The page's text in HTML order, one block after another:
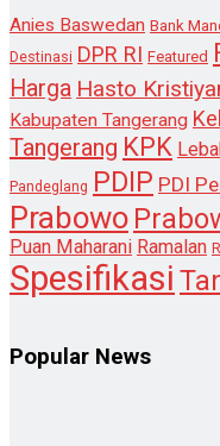
Anies Baswedan Bank
Destinasi DPR RI Featured
Harga Hasto
Kabupaten Tangerang
Tangerang KPK
Pandeglang PDIP PDI
Prabowo
Puan Maharani Ramalan
Spesifikasi
Popular News